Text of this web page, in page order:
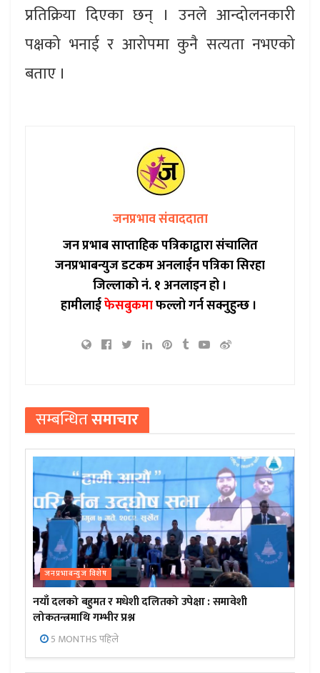
प्रतिक्रिया दिएका छन् । उनले आन्दोलनकारी
पक्षको भनाई र आरोपमा कुनै सत्यता नभएको
बताए ।
जनप्रभाव संवाददाता
जन प्रभाब साप्ताहिक पत्रिकाद्वारा संचालित
जनप्रभाबन्युज डटकम अनलाईन पत्रिका सिरहा
जिल्लाको नं. १ अनलाइन हो ।
हामीलाईफेसबुकमाफल्लो गर्न सक्नुहुन्छ ।
सम्बन्धितसमाचार
जनप्रभाबन्युज विशेष
नयाँ दलको बहुमत र मधेशी दलितको उपेक्षा : समावेशी
लोकतन्त्रमाथि गम्भीर प्रश्न
5 MONTHS पहिले